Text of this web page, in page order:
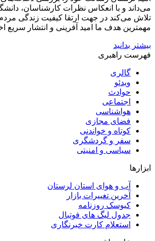
می‌داند و با انعکاس نظرات کارشناسان،
تلاش می‌کند در جهت ارتقا کیفیت زندگی مردم
مهمترین هدف ما امید آفرینی و انتشار سریع
بیشتر بدانید
فهرست راهبری
گالری
ویدئو
حوادث
اجتماعی
هواشناسی
فضای مجازی
کوتاه و خواندنی
سفر و گردشگری
سیاسی و امنیتی
ابزارها
آب و هوای استان لرستان
آخرین تغییرات بازار
کیوسک روزنامه
جدول لیگ های فوتبال
استعلام کارت خبرنگاری